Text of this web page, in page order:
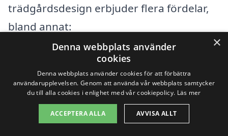
trädgårdsdesign erbjuder flera fördelar,
bland annat:
Expertis inom landskapsplanering och
växtval.
Skapande av funktionella och estetiskt
tilltalande utemiljöer.
×
Denna webbplats använder
cookies
Denna webbplats använder cookies för att förbättra
användarupplevelsen. Genom att använda vår webbplats samtycker
du till alla cookies i enlighet med vår cookiepolicy. Läs mer
ACCEPTERA ALLA AVVISA ALLT